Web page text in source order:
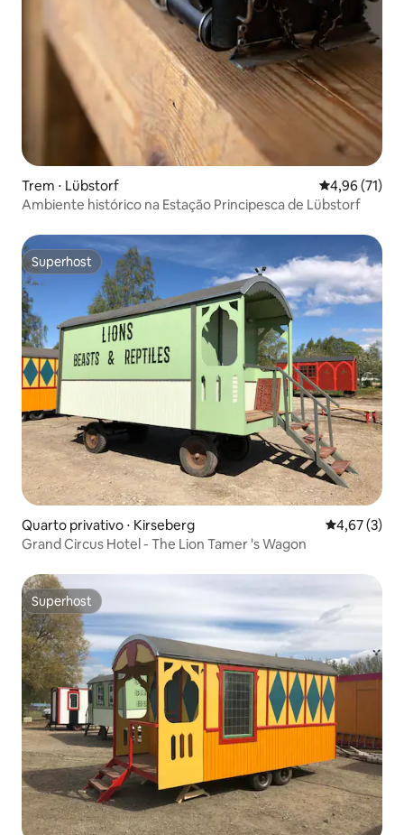
Trem ⋅ Lübstorf 4,96 de uma
4,96 (71)
Ambiente histórico na Estação Principesca de Lübstorf
Superhost
Superhost
Quarto privativo ⋅ Kirseberg 4,67 de
4,67 (3)
Grand Circus Hotel - The Lion Tamer 's Wagon
Superhost
Superhost